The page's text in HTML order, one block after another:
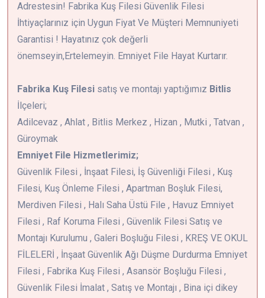
Adrestesin! Fabrika Kuş Filesi Güvenlik Filesi
İhtiyaçlarınız için Uygun Fiyat Ve Müşteri Memnuniyeti
Garantisi ! Hayatınız çok değerli
önemseyin,Ertelemeyin. Emniyet File Hayat Kurtarır.
Fabrika Kuş Filesi satış ve montajı yaptığımız Bitlis
İlçeleri;
Adilcevaz , Ahlat , Bitlis Merkez , Hizan , Mutki , Tatvan ,
Güroymak
Emniyet File Hizmetlerimiz;
Güvenlik Filesi , İnşaat Filesi, İş Güvenliği Filesi , Kuş
Filesi, Kuş Önleme Filesi , Apartman Boşluk Filesi,
Merdiven Filesi , Halı Saha Üstü File , Havuz Emniyet
Filesi , Raf Koruma Filesi , Güvenlik Filesi Satış ve
Montajı Kurulumu , Galeri Boşluğu Filesi , KREŞ VE OKUL
FİLELERİ , İnşaat Güvenlik Ağı Düşme Durdurma Emniyet
Filesi , Fabrika Kuş Filesi , Asansör Boşluğu Filesi ,
Güvenlik Filesi İmalat , Satış ve Montajı , Bina içi dikey